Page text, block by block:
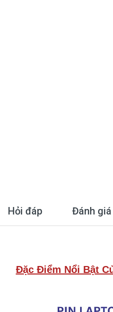
Hỏi đáp Đánh giá
Đặc Điểm Nổi Bật